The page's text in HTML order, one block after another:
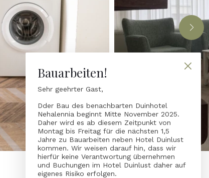
Bauarbeiten!
Sehr geehrter Gast,
Dder Bau des benachbarten Duinhotel
Nehalennia beginnt Mitte November 2025.
Daher wird es ab diesem Zeitpunkt von
Montag bis Freitag für die nächsten 1,5
Jahre zu Bauarbeiten neben Hotel Duinlust
kommen. Wir weisen darauf hin, dass wir
hierfür keine Verantwortung übernehmen
und Buchungen im Hotel Duinlust daher auf
eigenes Risiko erfolgen.